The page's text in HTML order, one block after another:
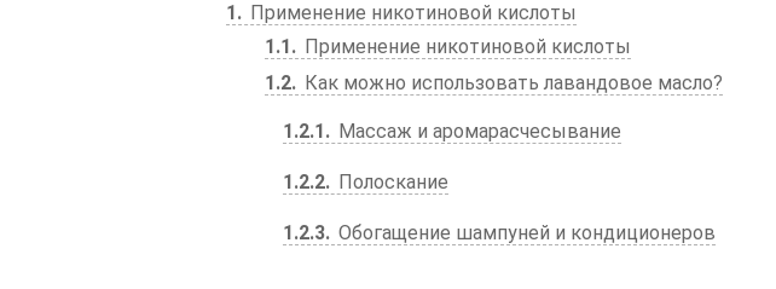
1
Применение никотиновой кислоты
1.1
Применение никотиновой кислоты
1.2
Как можно использовать лавандовое масло?
1.2.1 Массаж и аромарасчесывание
1.2.2 Полоскание
1.2.3 Обогащение шампуней и кондиционеров